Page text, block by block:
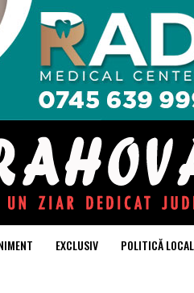
EXCLUSIV POLITICĂ